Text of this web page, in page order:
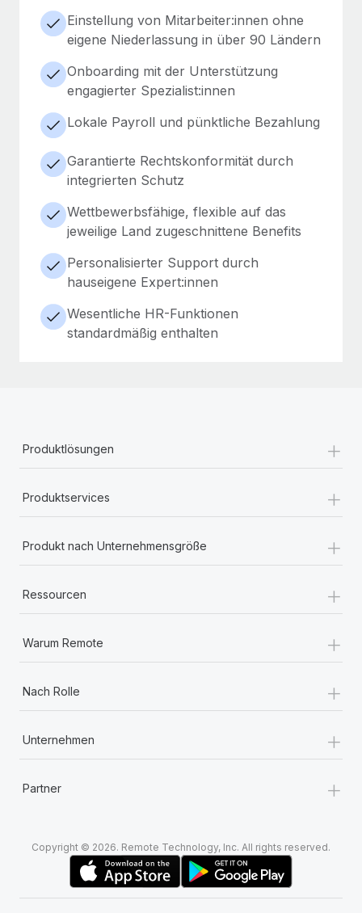
Einstellung von Mitarbeiter:innen ohne
eigene Niederlassung in über 90 Ländern
Onboarding mit der Unterstützung
engagierter Spezialist:innen
Lokale Payroll und pünktliche Bezahlung
Garantierte Rechtskonformität durch
integrierten Schutz
Wettbewerbsfähige, flexible auf das
jeweilige Land zugeschnittene Benefits
Personalisierter Support durch
hauseigene Expert:innen
Wesentliche HR-Funktionen
standardmäßig enthalten
Produktlösungen +
Produktservices +
Produkt nach Unternehmensgröße +
Ressourcen +
Warum Remote +
Nach Rolle +
Unternehmen +
Partner +
Copyright © 2026. Remote Technology, Inc. All rights reserved.